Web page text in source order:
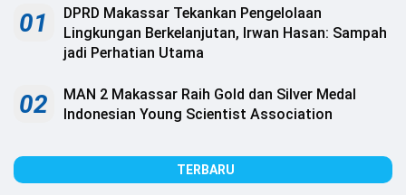
Djournalist.com
.01
DPRD Makassar Tekankan Pengelolaan
Lingkungan Berkelanjutan, Irwan Hasan: Sampah
jadi Perhatian Utama
02
MAN 2 Makassar Raih Gold dan Silver Medal
Indonesian Young Scientist Association
TERBARU